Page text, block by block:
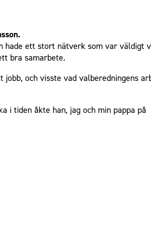
hade ett stort nätverk som var väldigt
bra samarbete.
och visste vad valberedningens
i tiden åkte han, jag och min pappa på